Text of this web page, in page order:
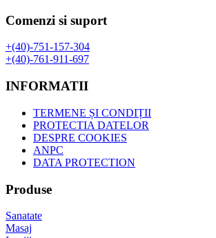
Comenzi si suport
+(40)-751-157-304
+(40)-761-911-697
INFORMATII
TERMENE ȘI CONDIȚII
PROTECTIA DATELOR
DESPRE COOKIES
ANPC
DATA PROTECTION
Produse
Sanatate
Masaj